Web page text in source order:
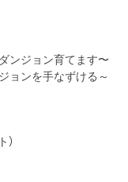
ンジョン育てます〜
ョンを手なずける～